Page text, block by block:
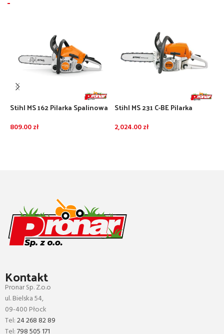
Stihl MS 162 Pilarka Spalinowa
809.00zł
Stihl MS 231 C-BE Pilarka
2,024.00zł
Kontakt
Pronar Sp. Z.o.o
ul. Bielska 54,
09-400 Płock
Tel:24 268 82 89
Tel:798 505 171